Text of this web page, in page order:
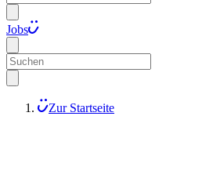
Jobs
Zur Startseite